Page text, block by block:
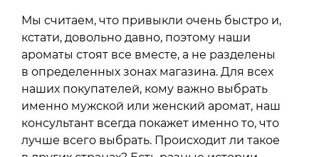
Мы считаем, что привыкли очень быстро и,
кстати, довольно давно, поэтому наши
ароматы стоят все вместе, а не разделены
в определенных зонах магазина. Для всех
наших покупателей, кому важно выбрать
именно мужской или женский аромат, наш
консультант всегда покажет именно то, что
лучше всего выбрать. Происходит ли такое